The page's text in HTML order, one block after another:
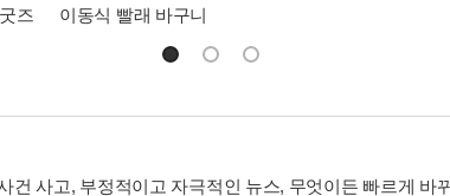
즈
이동식 빨래 바구니
건 사고, 부정적이고 자극적인 뉴스, 무엇이든 빠르게 바